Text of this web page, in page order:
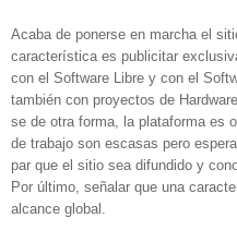
Acaba de ponerse en marcha el
característica es publicitar
con el Software Libre y con el
también con proyectos de
se de otra forma, la plataforma es
de trabajo son escasas pero
par que el sitio sea difundido y
Por último, señalar que una
alcance global.